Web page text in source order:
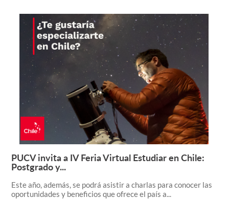
Leer más +
PUCV invita a IV Feria Virtual Estudiar en Chile:
Postgrado y...
Este año, además, se podrá asistir a charlas para conocer las
oportunidades y beneficios que ofrece el país a...